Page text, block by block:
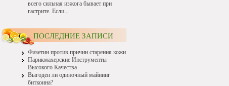
всего сильная изжога бывает при
гастрите. Если...
ПОСЛЕДНИЕ ЗАПИСИ
Физетин против причин старения кожи
Парикмахерские Инструменты
Высокого Качества
Выгоден ли одиночный майнинг
биткоина?